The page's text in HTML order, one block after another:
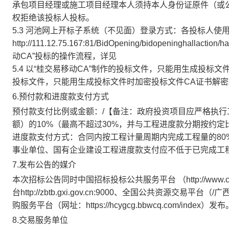
承包项目经理或施工项目经理本人须持本人身份证原件（
权拒绝该投标人投标。
5.3 河池网上开标子系统（不见面）登录方式：各投标人使
http://111.12.75.167:81/BidOpening/bidopeninghallaction/
动CA”投标的操作流程，详见
5.4 以“桂交易移动CA”制作的投标文件，只能用生成投标
投标文件，只能用生成投标文件时加密投标文件CA证书解
6.预付款和进度款支付方式
预付款支付比例或金额：/【备注：政府投资项目应严格执
额）的10%（最高不超过30%，并与工程进度款分期按约定
进度款支付方式：合同内按工程计量周期内完成工程量的
事业单位、国有企业建设工程进度款支付应不低于已完成
7.发布公告的媒介
本次招标公告同时中国招标投标公共服务平台 （http://
台http://zbtb.gxi.gov.cn:9000、全国公共资源交易平台（/
购服务平台（网址：https://hcygcg.bbwcq.com/index）发布
8.交易服务单位